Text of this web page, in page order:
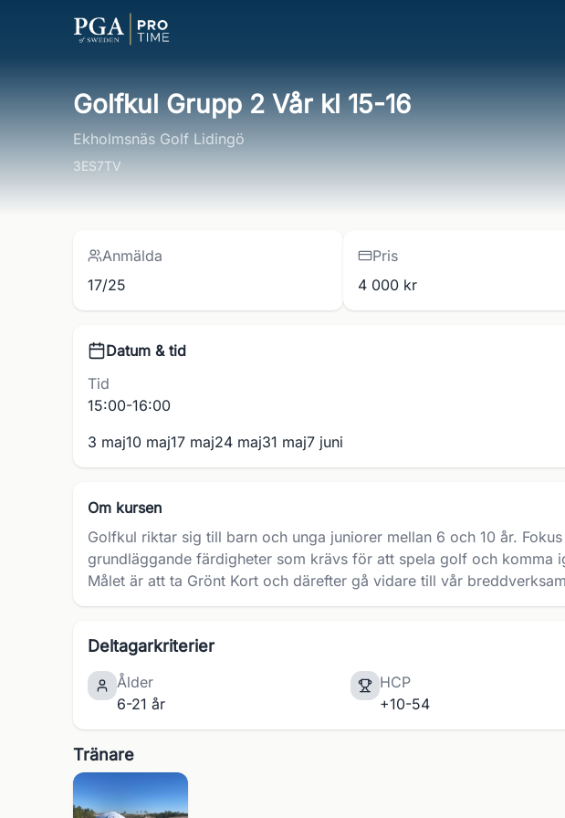
Golfkul Grupp 2 Vår kl 15-16
Ekholmsnäs Golf Lidingö
3ES7TV
Anmälda
17/25
Pris
4 000 kr
Datum & tid
Tid
15:00-16:00
3 maj10 maj17 maj24 maj31 maj7 juni
Om kursen
Golfkul riktar sig till barn och unga juniorer mellan 6 och 10 år.
grundläggande färdigheter som krävs för att spela golf och komma
Målet är att ta Grönt Kort och därefter gå vidare till vår
Deltagarkriterier
Ålder
6-21 år
HCP
+10-54
Tränare